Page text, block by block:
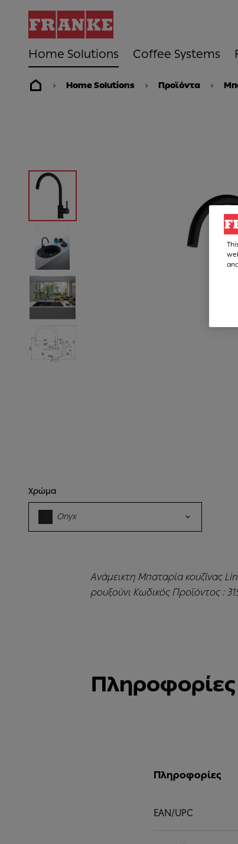
Home Solutions Coffee Systems
Home Solutions Προϊόντα
Χρώμα
Onyx
Ανάμεικτη Μπαταρία κουζίνας
ρουξούνι Κωδικός Προϊόντος :
Πληροφορίες
EAN/UPC